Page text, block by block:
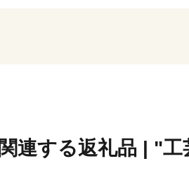
関連する返礼品 | "工